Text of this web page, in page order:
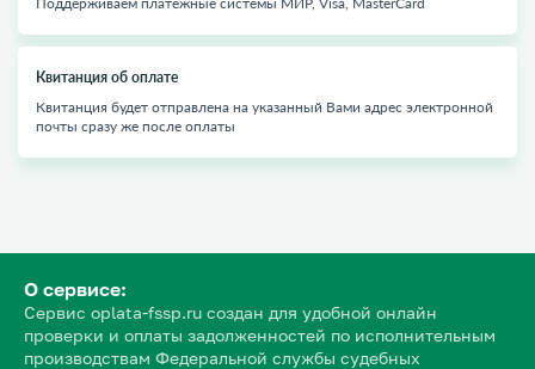
Квитанция об оплате
Квитанция будет отправлена на указанный Вами адрес электронной
почты сразу же после оплаты
О сервисе:
Сервис oplata-fssp.ru создан для удобной онлайн
проверки и оплаты задолженностей по исполнительным
производствам Федеральной службы судебных